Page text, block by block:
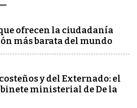
ofrecen la ciudadanía
más barata del mundo
y del Externado: el
ministerial de De la